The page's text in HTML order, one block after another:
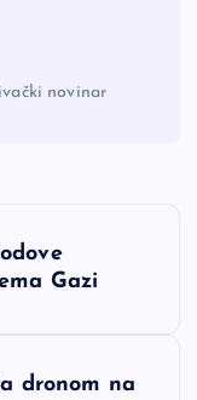
novinar
Gazi
dronom na